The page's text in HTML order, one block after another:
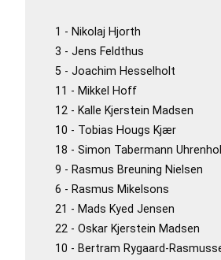
1 - Nikolaj Hjorth
3 - Jens Feldthus
5 - Joachim Hesselholt
11 - Mikkel Hoff
12 - Kalle Kjerstein Madsen
10 - Tobias Hougs Kjær
18 - Simon Tabermann
9 - Rasmus Breuning Nielsen
6 - Rasmus Mikelsons
21 - Mads Kyed Jensen
22 - Oskar Kjerstein Madsen
10 - Bertram Rygaard-